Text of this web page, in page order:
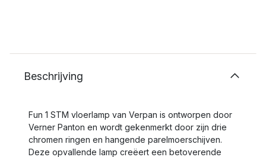
Beschrijving
Fun 1 STM vloerlamp van Verpan is ontworpen door
Verner Panton en wordt gekenmerkt door zijn drie
chromen ringen en hangende parelmoerschijven.
Deze opvallende lamp creëert een betoverende